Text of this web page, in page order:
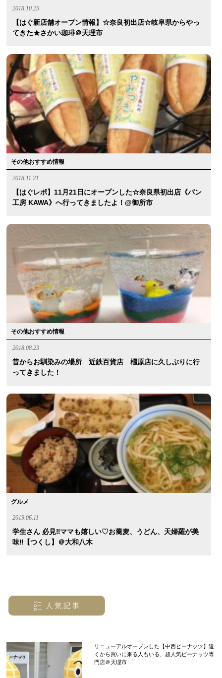
2018.10.25
【はぐ新店舗オープン情報】☆奈良初出店☆岐阜県からやっ
てきた★さかい珈琲＠天理市
その他おすすめ情報
2018.11.21
【はぐレポ】11月21日にオープンした☆奈良県初出店《パン
工房 KAWA》へ行ってきましたよ！@御所市
その他おすすめ情報
2018.08.23
昔からお馴染みの場所 近鉄百貨店 橿原店に久しぶりに行
ってきました！
グルメ
2019.06.11
学生さん 必見‼︎ママも嬉しい♡お蕎麦、うどん、天婦羅が美
味‼︎【つくし】＠大和八木
リニューアルオープンした【中西ピーナッツ】遠
くから買いに来る人もいる、超人気ピーナッツ専
門店＠天理市